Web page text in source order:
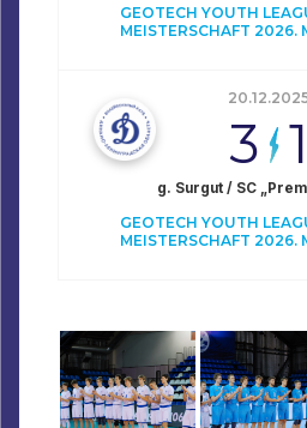
GEOTECH YOUTH
MEISTERSCHAFT 2026.
3 1
g. Surgut / SC
GEOTECH YOUTH
MEISTERSCHAFT 2026.